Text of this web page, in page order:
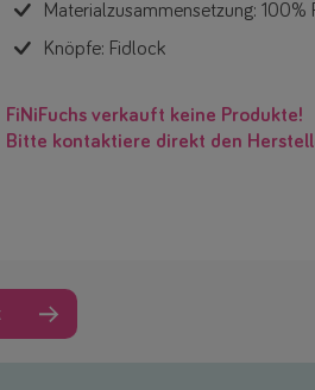
Materialzusammensetzung: 100%
Knöpfe: Fidlock
FiNiFuchs verkauft keine Produkte!
Bitte kontaktiere direkt den